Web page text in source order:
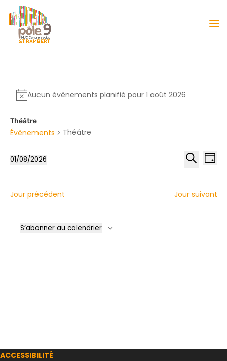
Aucun évènements planifié pour 1 août 2026
Théâtre
Évènements Théâtre
de
de
Jour
01/08/2026
date.
Jour précédent Jour suivant
S’abonner au calendrier
ACCESSIBILITÉ